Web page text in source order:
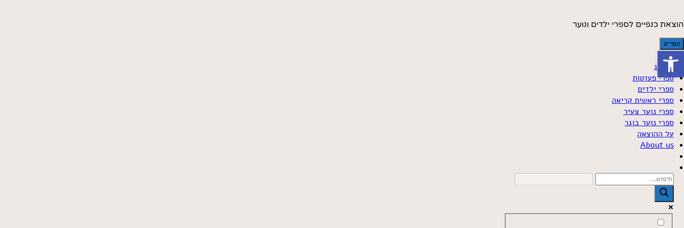
הוצאת כנפיים לספרי ילדים ונוער
תפריט
קטלוג
ספרי פעוטות
ספרי ילדים
ספרי ראשית קריאה
ספרי נוער צעיר
ספרי נוער בוגר
על ההוצאה
About us
פתח סרגל נגישות